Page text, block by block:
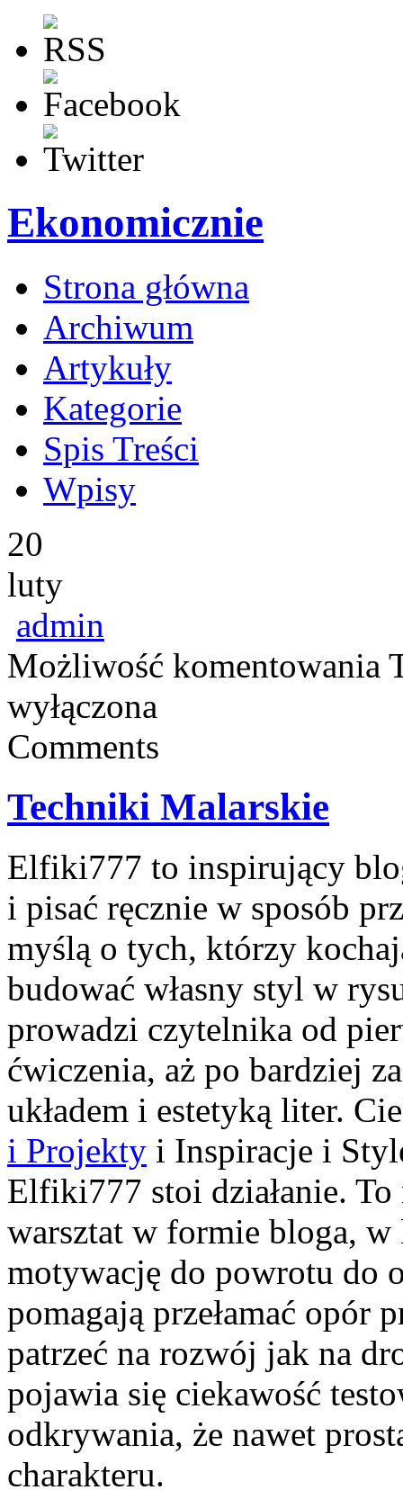
Ekonomicznie
Strona główna
Archiwum
Artykuły
Kategorie
Spis Treści
Wpisy
20
luty
admin
Możliwość komentowania
wyłączona
Comments
Techniki Malarskie
Elfiki777 to inspirujący
i pisać ręcznie w sposób
myślą o tych, którzy
budować własny styl w
prowadzi czytelnika od
ćwiczenia, aż po bardziej
układem i estetyką liter.
i Projekty i Inspiracje i
Elfiki777 stoi działanie.
warsztat w formie bloga,
motywację do powrotu do
pomagają przełamać opór
patrzeć na rozwój jak na
pojawia się ciekawość
odkrywania, że nawet
charakteru.